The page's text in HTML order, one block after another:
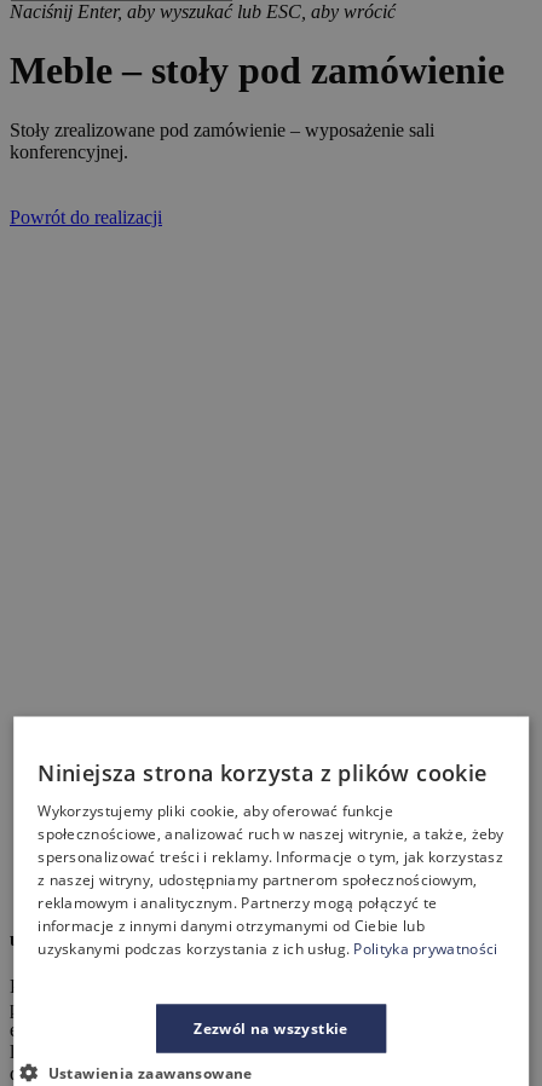
Naciśnij Enter, aby wyszukać lub ESC, aby wrócić
Meble – stoły pod zamówienie
Stoły zrealizowane pod zamówienie – wyposażenie sali
konferencyjnej.
Powrót do realizacji
umebluj z nami biuro!
Pragniesz, aby Twoje biuro, współgrało z Tobą, Twoimi
pracownikami i tworzyło doskonały wizerunek? Chcesz swoją
energię skupić na rozwoju firmy, sprzedaży i zyskach? Możesz
liczyć na nasze wsparcie! Od pomysłu na aranżację, profesjonalne
doradztwo, projekt i ofertę po dostawę i montaż mebli.
Niniejsza strona korzysta z plików cookie
Wykorzystujemy pliki cookie, aby oferować funkcje
społecznościowe, analizować ruch w naszej witrynie, a także, żeby
spersonalizować treści i reklamy. Informacje o tym, jak korzystasz
z naszej witryny, udostępniamy partnerom społecznościowym,
reklamowym i analitycznym. Partnerzy mogą połączyć te
informacje z innymi danymi otrzymanymi od Ciebie lub
uzyskanymi podczas korzystania z ich usług. Polityka prywatności
Zezwól na wszystkie
Ustawienia zaawansowane